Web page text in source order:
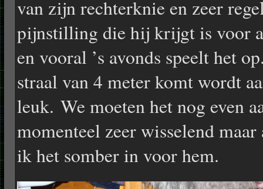
van zijn rechterknie en zeer
pijnstilling die hij krijgt is voor
en vooral ’s avonds speelt het
straal van 4 meter komt wordt
leuk. We moeten het nog even
momenteel zeer wisselend
ik het somber in voor hem.